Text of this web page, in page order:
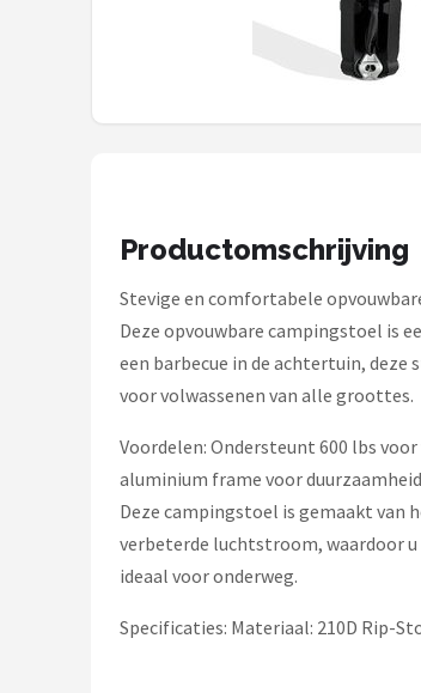
Productomschrijving
Stevige en comfortabele
Deze opvouwbare campingstoel is
een barbecue in de achtertuin,
voor volwassenen van alle groottes.
Voordelen: Ondersteunt 600 lbs
aluminium frame voor
Deze campingstoel is gemaakt van
verbeterde luchtstroom, waardoor
ideaal voor onderweg.
Specificaties: Materiaal: 210D Rip-